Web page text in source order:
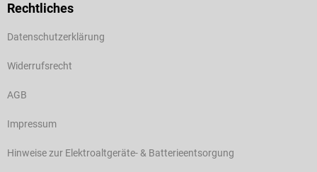
Rechtliches
Datenschutzerklärung
Widerrufsrecht
AGB
Impressum
Hinweise zur Elektroaltgeräte- & Batterieentsorgung